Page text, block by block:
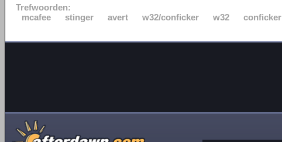
Trefwoorden:
mcafee
stinger avert w32/conficker w32 conficker